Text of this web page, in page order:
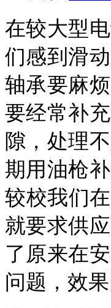
在较大型
们感到滑
轴承要麻
要经常补
隙，处理
期用油枪
较校我们
就要求供
了原来在
问题，效果